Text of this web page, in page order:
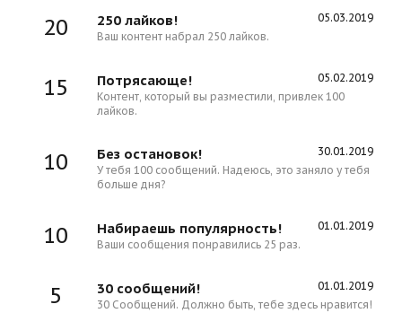
20 05.03.2019
250 лайков!
Ваш контент набрал 250 лайков.
15 05.02.2019
Потрясающе!
Контент, который вы разместили, привлек 100
лайков.
10 30.01.2019
Без остановок!
У тебя 100 сообщений. Надеюсь, это заняло у тебя
больше дня?
10 01.01.2019
Набираешь популярность!
Ваши сообщения понравились 25 раз.
5 01.01.2019
30 сообщений!
30 Сообщений. Должно быть, тебе здесь нравится!